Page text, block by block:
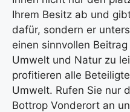
Ihrem Besitz ab und
dafür, sondern er
einen sinnvollen
Umwelt und Natur zu
profitieren alle
Umwelt. Rufen Sie nur
Bottrop Vonderort an